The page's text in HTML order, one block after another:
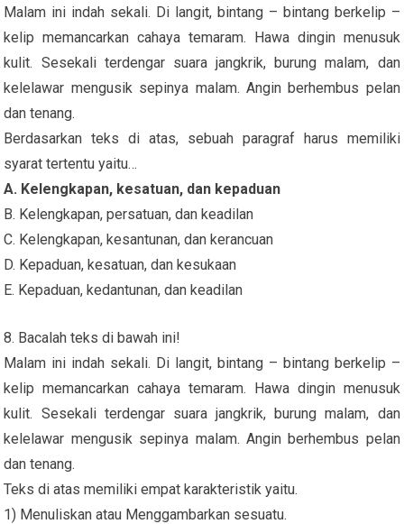
Malam ini indah sekali. Di langit, bintang – bintang berkelip –
kelip memancarkan cahaya temaram. Hawa dingin menusuk
kulit. Sesekali terdengar suara jangkrik, burung malam, dan
kelelawar mengusik sepinya malam. Angin berhembus pelan
dan tenang.
Berdasarkan teks di atas, sebuah paragraf harus memiliki
syarat tertentu yaitu…
A. Kelengkapan, kesatuan, dan kepaduan
B. Kelengkapan, persatuan, dan keadilan
C. Kelengkapan, kesantunan, dan kerancuan
D. Kepaduan, kesatuan, dan kesukaan
E. Kepaduan, kedantunan, dan keadilan
8. Bacalah teks di bawah ini!
Malam ini indah sekali. Di langit, bintang – bintang berkelip –
kelip memancarkan cahaya temaram. Hawa dingin menusuk
kulit. Sesekali terdengar suara jangkrik, burung malam, dan
kelelawar mengusik sepinya malam. Angin berhembus pelan
dan tenang.
Teks di atas memiliki empat karakteristik yaitu.
1) Menuliskan atau Menggambarkan sesuatu.